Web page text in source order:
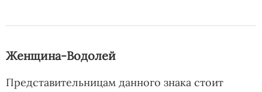
Женщина-Водолей
Представительницам данного знака стоит